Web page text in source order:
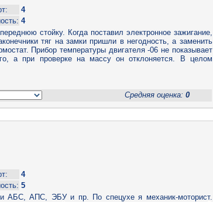
4
4
стойку. Когда поставил электронное зажигание,
тяг на замки пришли в негодность, а заменить
Прибор температуры двигателя -06 не показывает
а при проверке на массу он отклоняется. В целом
Средняя оценка: 0
4
5
АБС, АПС, ЭБУ и пр. По спецухе я механик-моторист.